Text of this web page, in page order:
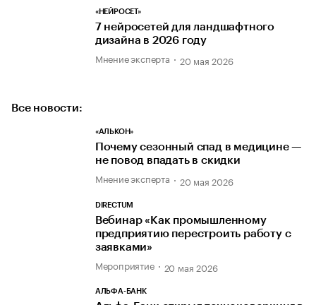
«НЕЙРОСЕТ»
7 нейросетей для ландшафтного
дизайна в 2026 году
Мнение эксперта 20 мая 2026
Все новости:
«АЛЬКОН»
Почему сезонный спад в медицине —
не повод впадать в скидки
Мнение эксперта 20 мая 2026
DIRECTUM
Вебинар «Как промышленному
предприятию перестроить работу с
заявками»
Мероприятие 20 мая 2026
АЛЬФА-БАНК